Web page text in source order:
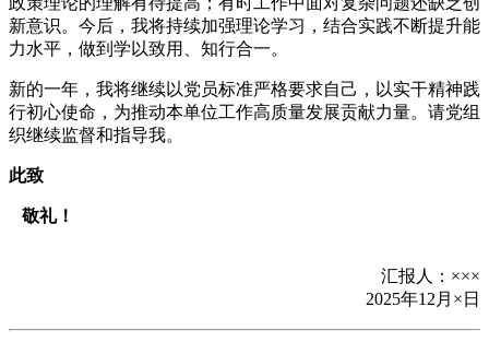
新意识。今后，我将持续加强理论学习，结合实践不断提升能
力水平，做到学以致用、知行合一。
新的一年，我将继续以党员标准严格要求自己，以实干精神践
行初心使命，为推动本单位工作高质量发展贡献力量。请党组
织继续监督和指导我。
此致
敬礼！
汇报人：×××
2025年12月×日